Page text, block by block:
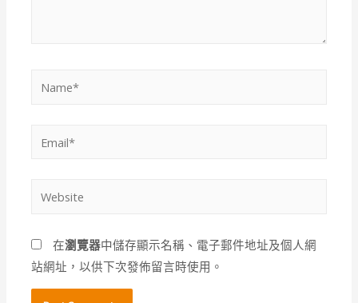
Website
在瀏覽器中儲存顯示名稱、電子郵件地址及個人網
站網址，以供下次發佈留言時使用。